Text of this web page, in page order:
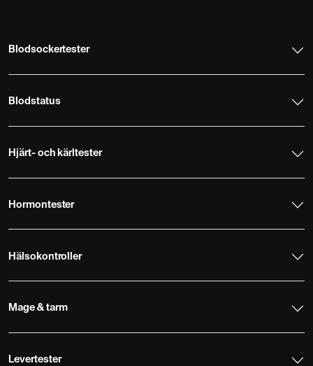
Blodsockertester
Blodstatus
Hjärt- och kärltester
Hormontester
Hälsokontroller
Mage & tarm
Levertester